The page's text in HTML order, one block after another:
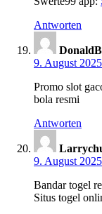
Antworten
9. August
Promo slot
bola resmi
Antworten
9. August
Bandar togel
Situs togel